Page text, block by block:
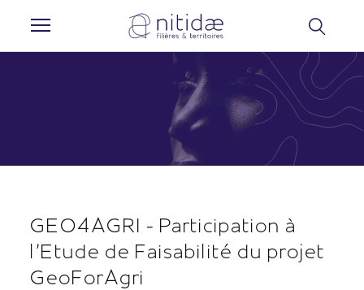
GEO4AGRI - Participation à
l’Etude de Faisabilité du projet
GeoForAgri
Panneau de gestion des cookies